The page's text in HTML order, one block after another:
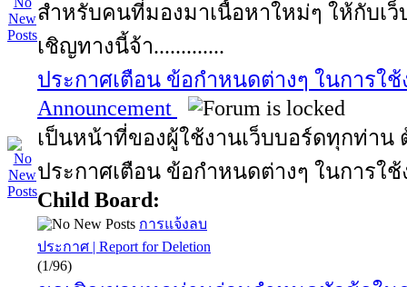
สำหรับคนที่มองมาเนื้อหาใหม่ๆ ให้กับเว็
เชิญทางนี้จ้า.............
ประกาศเตือน ข้อกำหนดต่างๆ ในการใช้
Announcement
เป็นหน้าที่ของผู้ใช้งานเว็บบอร์ดทุกท่าน
ประกาศเตือน ข้อกำหนดต่างๆ ในการใช้
Child Board:
การแจ้งลบ
ประกาศ | Report for Deletion
(1/96)